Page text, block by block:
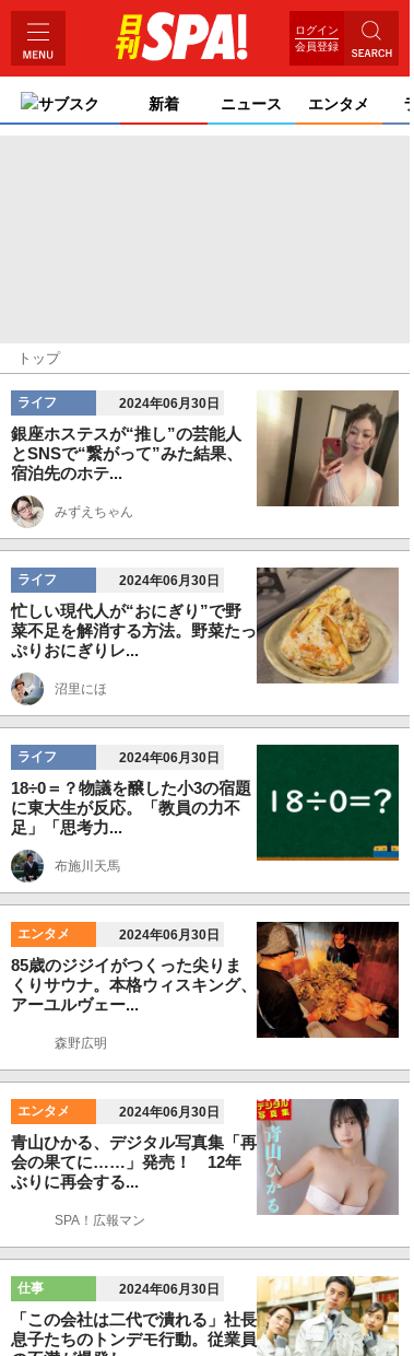
ログイン
会員登録
サブスク 新着 ニュース エンタメ
トップ
ライフ 2024年06月30日
銀座ホステスが“推し”の芸能人
とSNSで“繋がって”みた結果、
宿泊先のホテ...
みずえちゃん
ライフ 2024年06月30日
忙しい現代人が“おにぎり”で野
菜不足を解消する方法。野菜たっ
ぷりおにぎりレ...
沼里にほ
ライフ 2024年06月30日
18÷0＝？物議を醸した小3の宿題
に東大生が反応。「教員の力不
足」「思考力...
布施川天馬
エンタメ 2024年06月30日
85歳のジジイがつくった尖りま
くりサウナ。本格ウィスキング、
アーユルヴェー...
森野広明
エンタメ 2024年06月30日
青山ひかる、デジタル写真集「再
会の果てに……」発売！ 12年
ぶりに再会する...
SPA！広報マン
仕事 2024年06月30日
「この会社は二代で潰れる」社長
息子たちのトンデモ行動。従業員